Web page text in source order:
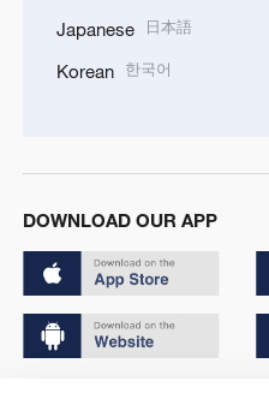
Japanese 日本語
Korean 한국어
DOWNLOAD OUR APP